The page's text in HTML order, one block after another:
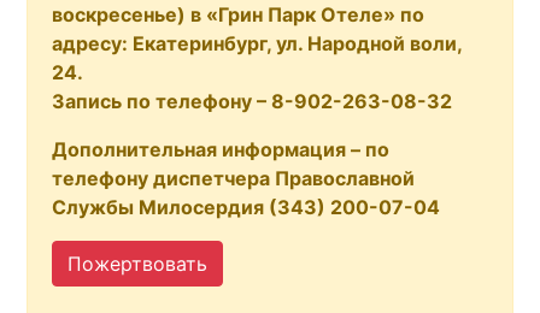
воскресенье) в «Грин Парк Отеле» по
адресу: Екатеринбург, ул. Народной воли,
24.
Запись по телефону – 8-902-263-08-32
Дополнительная информация – по
телефону диспетчера Православной
Службы Милосердия (343) 200-07-04
Пожертвовать